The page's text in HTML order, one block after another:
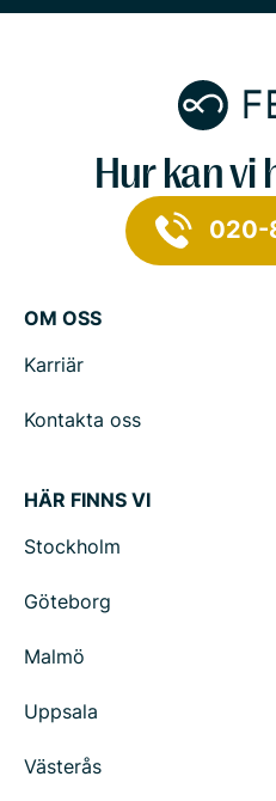
Hur kan vi
020-
OM OSS
Karriär
Kontakta oss
HÄR FINNS VI
Stockholm
Göteborg
Malmö
Uppsala
Västerås